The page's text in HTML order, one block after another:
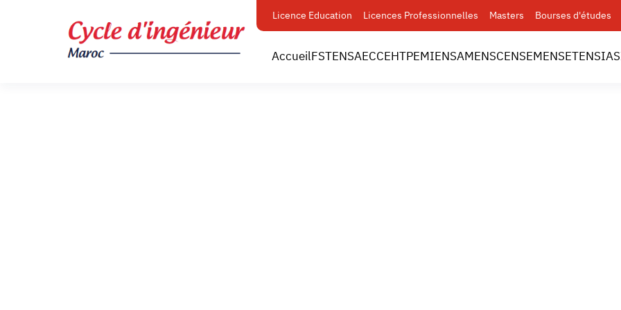
Licence Education Licences Professionnelles Masters Bourses d'études
AccueilFSTENSAECCEHTPEMIENSAMENSCENSEMENSETENSIAS